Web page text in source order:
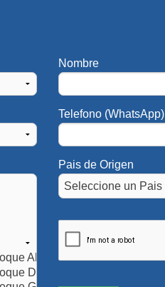
Nombre
Telefono (WhatsApp)
Pais de Origen